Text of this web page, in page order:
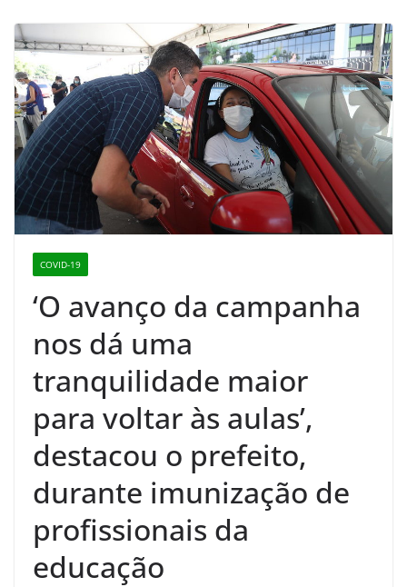
COVID-19
‘O avanço da campanha
nos dá uma
tranquilidade maior
para voltar às aulas’,
destacou o prefeito,
durante imunização de
profissionais da
educação